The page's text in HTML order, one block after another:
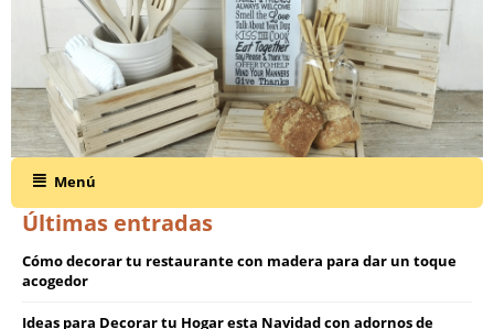
Menú
Últimas entradas
Cómo decorar tu restaurante con madera para dar un toque
acogedor
Ideas para Decorar tu Hogar esta Navidad con adornos de